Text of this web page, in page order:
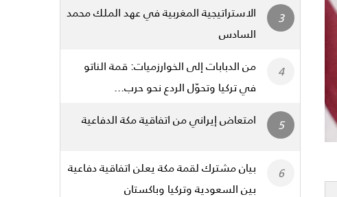
الاستراتيجية المغربية في عهد الملك محمد
السادس
من الدبابات إلى الخوارزميات: قمة الناتو
في تركيا وتحوّل الردع نحو حرب...
امتعاض إيراني من اتفاقية مكة الدفاعية
بيان مشترك لقمة مكة يعلن اتفاقية دفاعية
بين السعودية وتركيا وباكستان